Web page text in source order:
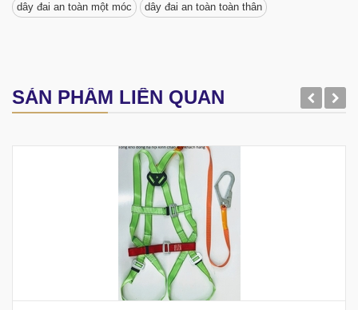
dây đai an toàn một móc dây đai an toàn toàn thân
SẢN PHẨM LIÊN QUAN